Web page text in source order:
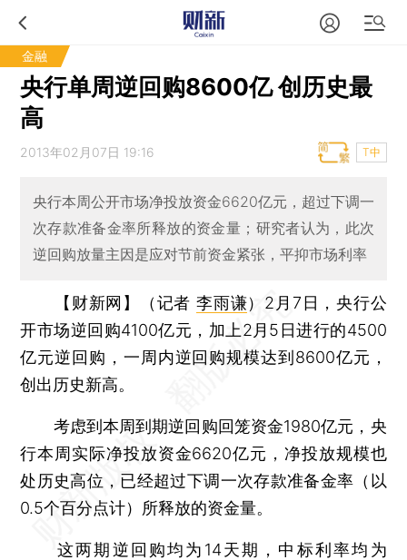
金融
央行单周逆回购8600亿 创历史最
高
2013年02月07日 19:16 T中
央行本周公开市场净投放资金6620亿元，超过下调一
次存款准备金率所释放的资金量；研究者认为，此次
逆回购放量主因是应对节前资金紧张，平抑市场利率
【财新网】（记者李雨谦） 2月7日，央行公
开市场逆回购4100亿元，加上2月5日进行的4500
亿元逆回购，一周内逆回购规模达到8600亿元，
创出历史新高。
考虑到本周到期逆回购回笼资金1980亿元，央
行本周实际净投放资金6620亿元，净投放规模也
处历史高位，已经超过下调一次存款准备金率（以
0.5个百分点计）所释放的资金量。
这两期逆回购均为14天期，中标利率均为